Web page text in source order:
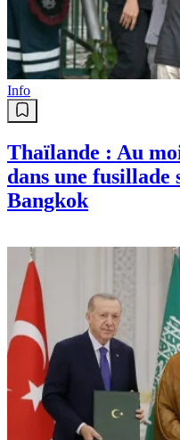
Info
Thaïlande : Au
dans une fusillade
Bangkok